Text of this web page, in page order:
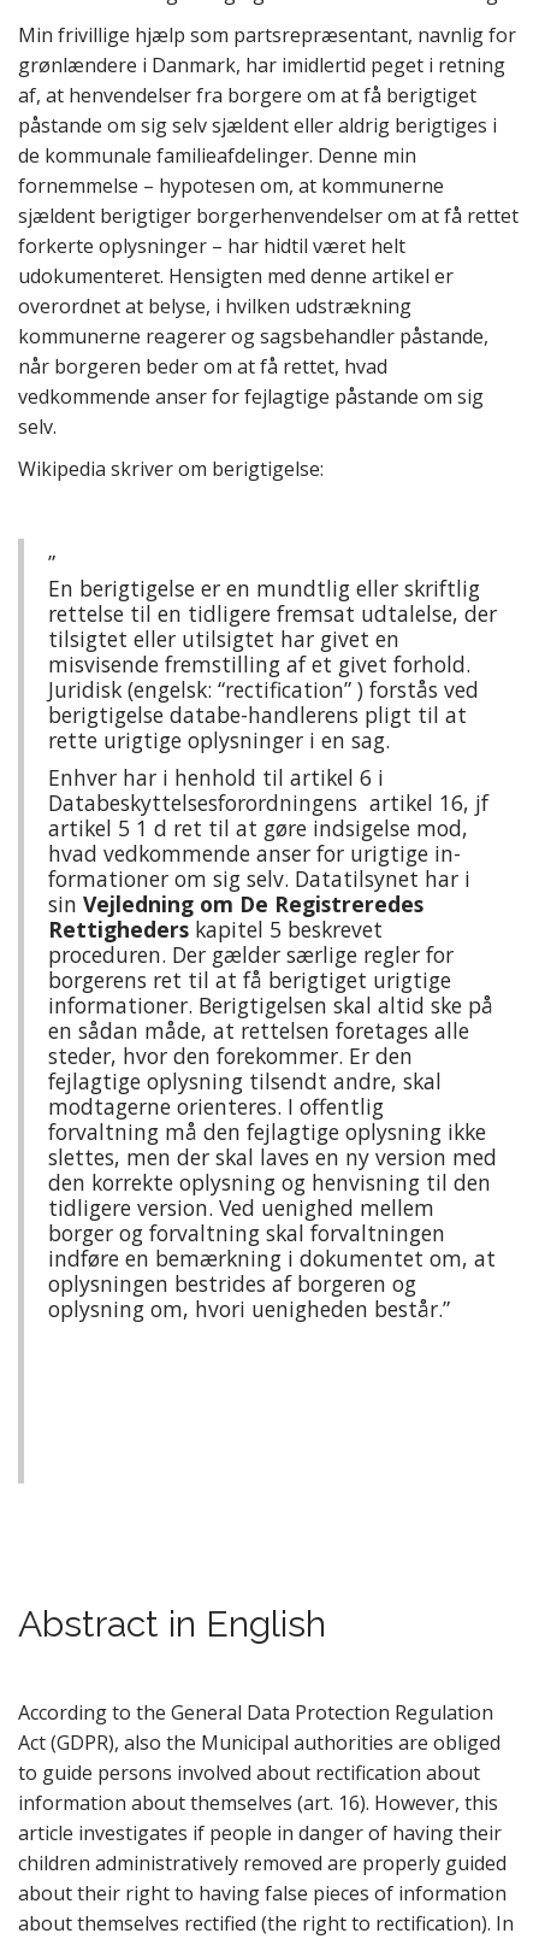
Min frivillige hjælp som partsrepræsentant, navnlig for
grønlændere i Danmark, har imidlertid peget i retning
af, at henvendelser fra borgere om at få berigtiget
påstande om sig selv sjældent eller aldrig berigtiges i
de kommunale familieafdelinger. Denne min
fornemmelse – hypotesen om, at kommunerne
sjældent berigtiger borgerhenvendelser om at få rettet
forkerte oplysninger – har hidtil været helt
udokumenteret. Hensigten med denne artikel er
overordnet at belyse, i hvilken udstrækning
kommunerne reagerer og sagsbehandler påstande,
når borgeren beder om at få rettet, hvad
vedkommende anser for fejlagtige påstande om sig
selv.
Wikipedia skriver om berigtigelse:
”
En berigtigelse er en mundtlig eller skriftlig
rettelse til en tidligere fremsat udtalelse, der
tilsigtet eller utilsigtet har givet en
misvisende fremstilling af et givet forhold.
Juridisk (engelsk: “rectification” ) forstås ved
berigtigelse databe-handlerens pligt til at
rette urigtige oplysninger i en sag.
Enhver har i henhold til artikel 6 i
Databeskyttelsesforordningens artikel 16, jf
artikel 5 1 d ret til at gøre indsigelse mod,
hvad vedkommende anser for urigtige in-
formationer om sig selv. Datatilsynet har i
sin Vejledning om De Registreredes
Rettigheders kapitel 5 beskrevet
proceduren. Der gælder særlige regler for
borgerens ret til at få berigtiget urigtige
informationer. Berigtigelsen skal altid ske på
en sådan måde, at rettelsen foretages alle
steder, hvor den forekommer. Er den
fejlagtige oplysning tilsendt andre, skal
modtagerne orienteres. I offentlig
forvaltning må den fejlagtige oplysning ikke
slettes, men der skal laves en ny version med
den korrekte oplysning og henvisning til den
tidligere version. Ved uenighed mellem
borger og forvaltning skal forvaltningen
indføre en bemærkning i dokumentet om, at
oplysningen bestrides af borgeren og
oplysning om, hvori uenigheden består.”
Abstract in English
According to the General Data Protection Regulation
Act (GDPR), also the Municipal authorities are obliged
to guide persons involved about rectification about
information about themselves (art. 16). However, this
article investigates if people in danger of having their
children administratively removed are properly guided
about their right to having false pieces of information
about themselves rectified (the right to rectification). In